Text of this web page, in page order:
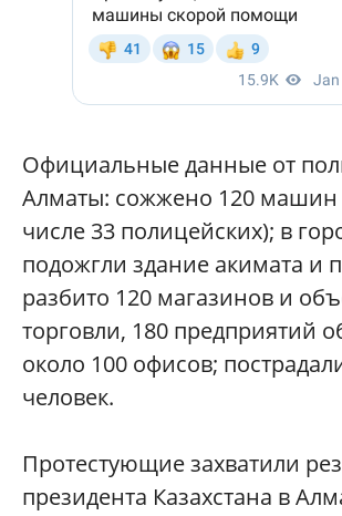
Официальные данные от
Алматы: сожжено 120 машин
числе 33 полицейских); в
подожгли здание акимата и
разбито 120 магазинов и
торговли, 180 предприятий
около 100 офисов;
человек.
Протестующие захватили
президента Казахстана в